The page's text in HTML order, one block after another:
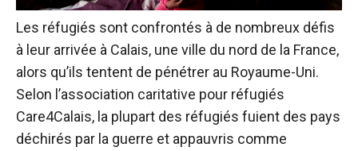
Les réfugiés sont confrontés à de nombreux défis
à leur arrivée à Calais, une ville du nord de la France,
alors qu’ils tentent de pénétrer au Royaume-Uni.
Selon l’association caritative pour réfugiés
Care4Calais, la plupart des réfugiés fuient des pays
déchirés par la guerre et appauvris comme